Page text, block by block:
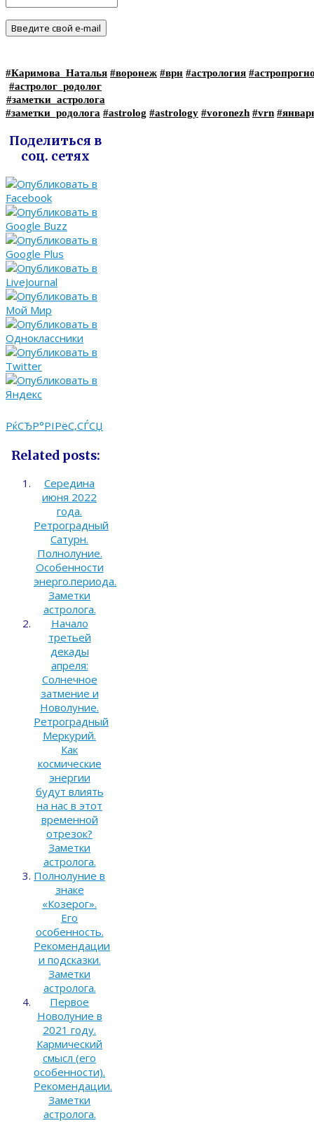
#Каримова_Наталья #воронеж #врн #астрология
#астролог_родолог
#заметки_астролога
#заметки_родолога #astrolog #astrology #voronezh #vrn
Поделиться в
соц. сетях
РќСЂР°РІРёС‚СЃСЏ
Related posts:
Середина
июня 2022
года.
Ретроградный
Сатурн.
Полнолуние.
Особенности
энерго.периода.
Заметки
астролога.
Начало
третьей
декады
апреля:
Солнечное
затмение и
Новолуние.
Ретроградный
Меркурий.
Как
космические
энергии
будут влиять
на нас в этот
временной
отрезок?
Заметки
астролога.
Полнолуние в
знаке
«Козерог».
Его
особенность.
Рекомендации
и подсказки.
Заметки
астролога.
Первое
Новолуние в
2021 году.
Кармический
смысл (его
особенности).
Рекомендации.
Заметки
астролога.